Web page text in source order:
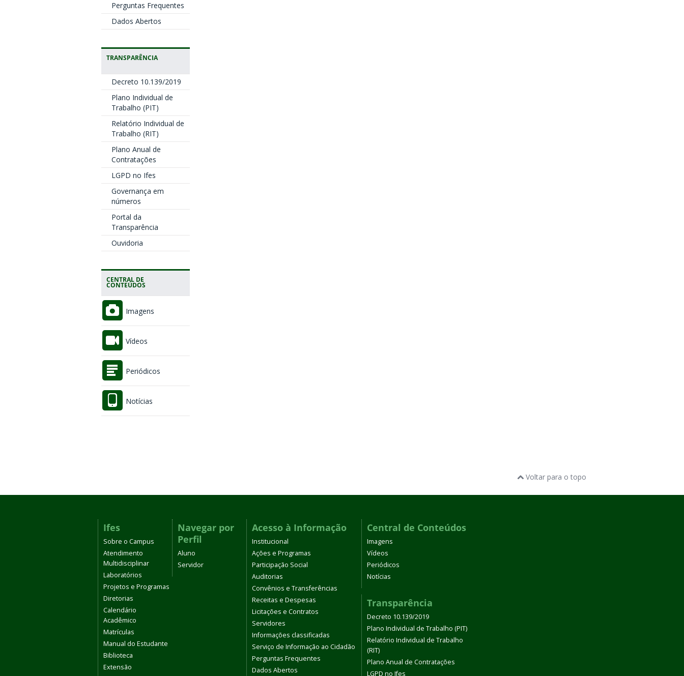
Perguntas Frequentes
Dados Abertos
TRANSPARÊNCIA
Decreto 10.139/2019
Plano Individual de
Trabalho (PIT)
Relatório Individual de
Trabalho (RIT)
Plano Anual de
Contratações
LGPD no Ifes
Governança em
números
Portal da
Transparência
Ouvidoria
CENTRAL DE
CONTEÚDOS
Imagens
Vídeos
Periódicos
Notícias
Voltar para o topo
Ifes
Sobre o Campus
Atendimento
Multidisciplinar
Laboratórios
Projetos e Programas
Diretorias
Calendário
Acadêmico
Matrículas
Manual do Estudante
Biblioteca
Extensão
Navegar por
Perfil
Aluno
Servidor
Acesso à Informação
Institucional
Ações e Programas
Participação Social
Auditorias
Convênios e Transferências
Receitas e Despesas
Licitações e Contratos
Servidores
Informações classificadas
Serviço de Informação ao Cidadão
Perguntas Frequentes
Dados Abertos
Central de Conteúdos
Imagens
Vídeos
Periódicos
Notícias
Transparência
Decreto 10.139/2019
Plano Individual de Trabalho (PIT)
Relatório Individual de Trabalho
(RIT)
Plano Anual de Contratações
LGPD no Ifes